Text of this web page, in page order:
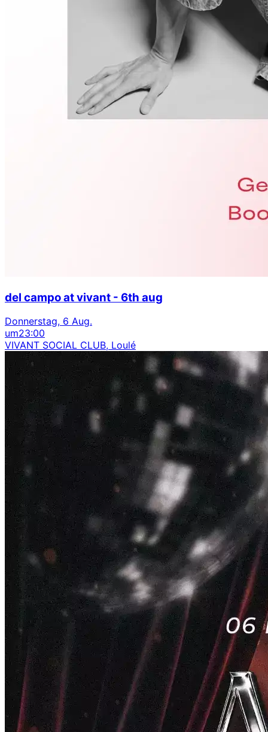
del campo at vivant - 6th aug
Donnerstag, 6 Aug.
um23:00
VIVANT SOCIAL CLUB, Loulé